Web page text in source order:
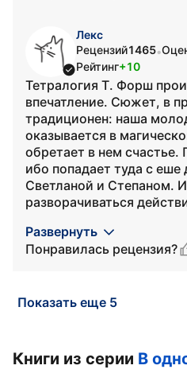
Лекс
Рецензий1465•
Рейтинг+10
Тетралогия Т. Форш
впечатление. Сюжет, в
традиционен: наша
оказывается в
обретает в нем счастье.
ибо попадает туда с
Светланой и Степаном.
разворачиваться
Развернуть
Понравилась рецензия?
Показать еще 5
Книги из серии В